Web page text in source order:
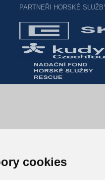
cookies
PARTNEŘI HORSKÉ